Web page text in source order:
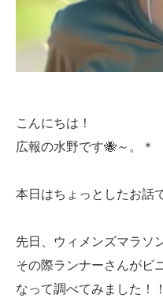
こんにちは！
広報の水野です🐝～。＊
本日はちょっとしたお話
先日、ウィメンズマラソ
その際ランナーさんがビ
なって調べてみました！！